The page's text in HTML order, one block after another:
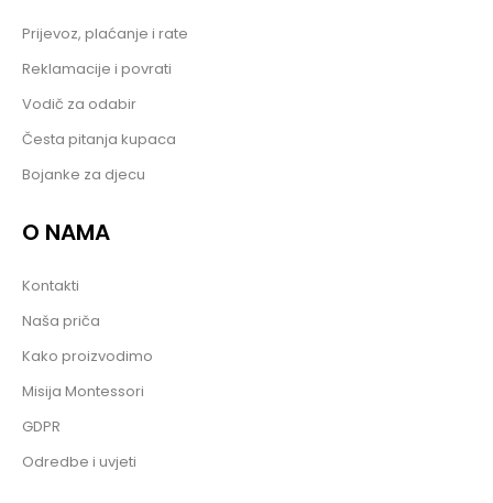
Prijevoz, plaćanje i rate
Reklamacije i povrati
Vodič za odabir
Česta pitanja kupaca
Bojanke za djecu
O NAMA
Kontakti
Naša priča
Kako proizvodimo
Misija Montessori
GDPR
Odredbe i uvjeti